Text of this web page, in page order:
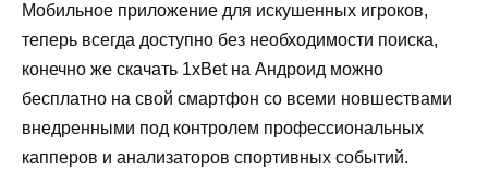
Мобильное приложение для искушенных игроков,
теперь всегда доступно без необходимости поиска,
конечно же скачать 1xBet на Андроид можно
бесплатно на свой смартфон со всеми новшествами
внедренными под контролем профессиональных
капперов и анализаторов спортивных событий.